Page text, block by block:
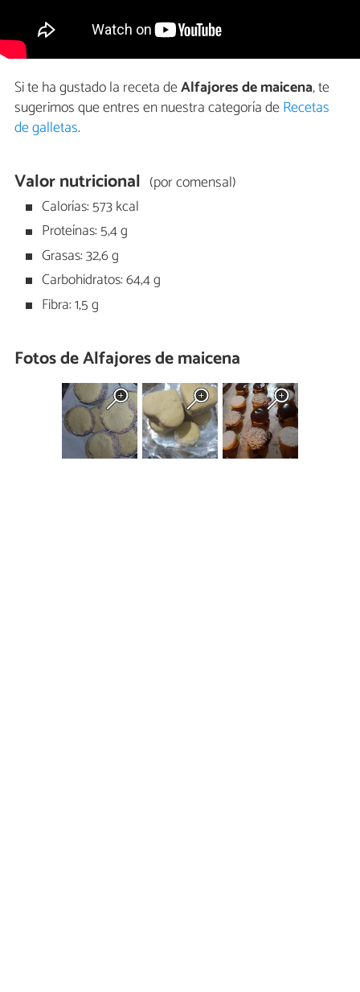
Si te ha gustado la receta deAlfajores de maicena, te
sugerimos que entres en nuestra categoría deRecetas
de galletas.
Valor nutricional (por comensal)
Calorías: 573 kcal
Proteínas: 5,4 g
Grasas: 32,6 g
Carbohidratos: 64,4 g
Fibra: 1,5 g
Fotos de Alfajores de maicena